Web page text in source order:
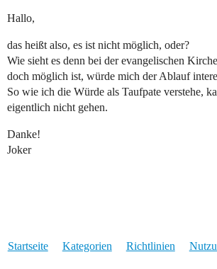
Hallo,
das heißt also, es ist nicht möglich, oder?
Wie sieht es denn bei der evangelischen
doch möglich ist, würde mich der Ablauf
So wie ich die Würde als Taufpate verstehe,
eigentlich nicht gehen.
Danke!
Joker
Startseite Kategorien Richtlinien